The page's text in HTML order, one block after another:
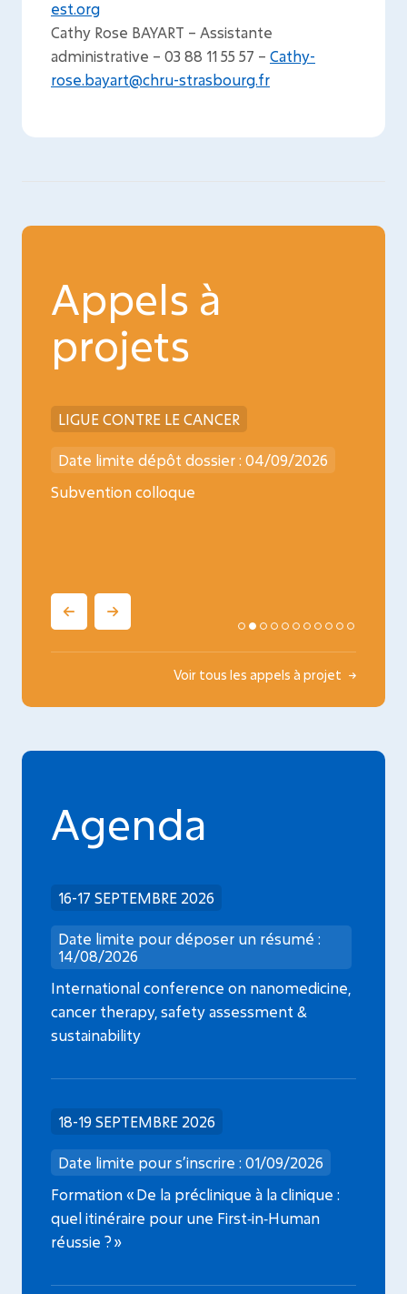
est.org
Cathy Rose BAYART – Assistante
administrative – 03 88 11 55 57 – Cathy-
rose.bayart@chru-strasbourg.fr
Appels à
projets
LIGUE CONTRE LE CANCER
Date limite dépôt dossier : 04/09/2026
Subvention colloque
Voir tous les appels à projet
Agenda
16-17 SEPTEMBRE 2026
Date limite pour déposer un résumé :
14/08/2026
International conference on nanomedicine,
cancer therapy, safety assessment &
sustainability
18-19 SEPTEMBRE 2026
Date limite pour s’inscrire : 01/09/2026
Formation « De la préclinique à la clinique :
quel itinéraire pour une First‑in‑Human
réussie ? »